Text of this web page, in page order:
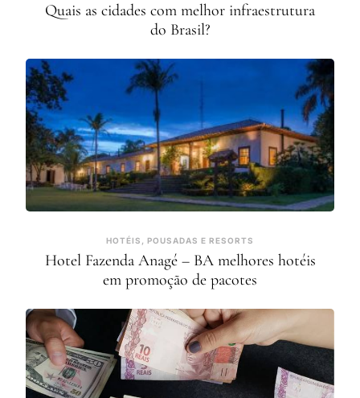
Quais as cidades com melhor infraestrutura
do Brasil?
HOTÉIS, POUSADAS E RESORTS
Hotel Fazenda Anagé – BA melhores hotéis
em promoção de pacotes